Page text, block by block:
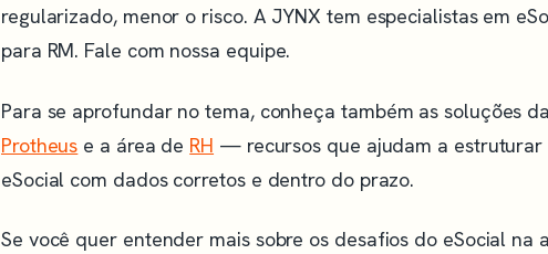
regularizado, menor o risco. A JYNX tem especialistas em
para RM. Fale com nossa equipe.
Para se aprofundar no tema, conheça também as soluções
Protheus e a área de RH — recursos que ajudam a estruturar
eSocial com dados corretos e dentro do prazo.
Se você quer entender mais sobre os desafios do eSocial na